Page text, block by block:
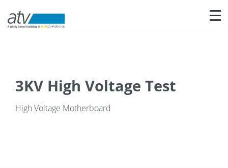
3KV High Voltage Test
High Voltage Motherboard